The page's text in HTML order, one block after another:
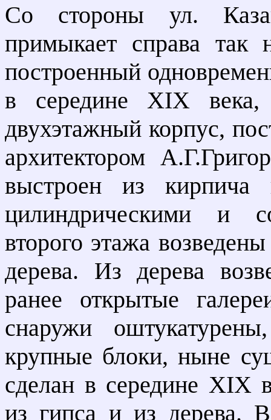
Со стороны ул.
примыкает справа так
построенный
в середине XIX
двухэтажный корпус,
архитектором
выстроен из кирпича
цилиндрическими и
второго этажа
дерева. Из дерева
ранее открытые
снаружи
крупные блоки, ныне
сделан в середине XIX
из гипса и из дерева.